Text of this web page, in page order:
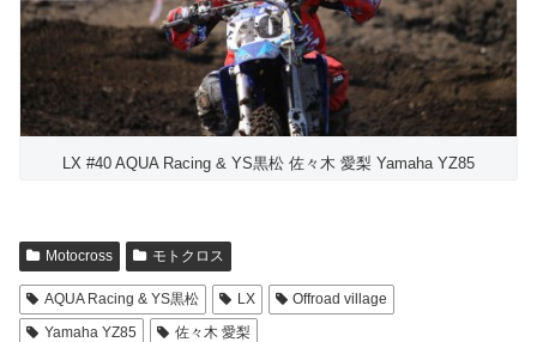
LX #40 AQUA Racing & YS黒松 佐々木 愛梨 Yamaha YZ85
Motocross モトクロス
AQUA Racing & YS黒松 LX
Offroad village
Yamaha YZ85
佐々木 愛梨